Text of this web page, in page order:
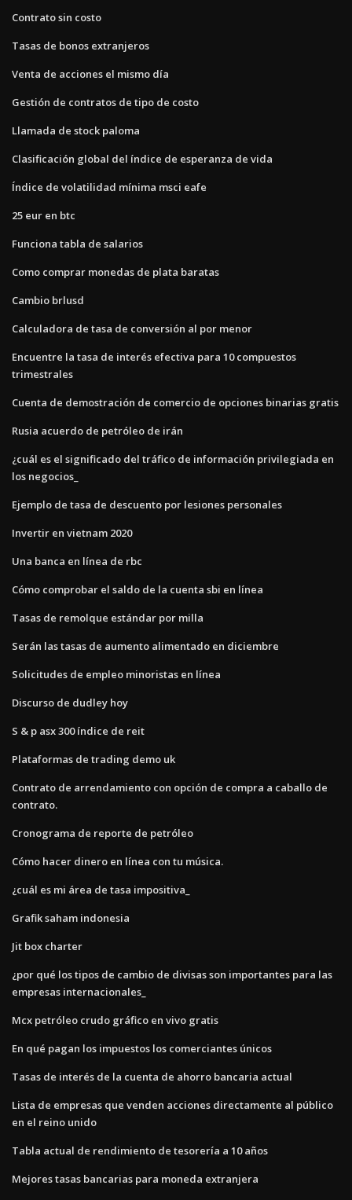
Contrato sin costo
Tasas de bonos extranjeros
Venta de acciones el mismo día
Gestión de contratos de tipo de costo
Llamada de stock paloma
Clasificación global del índice de esperanza de vida
Índice de volatilidad mínima msci eafe
25 eur en btc
Funciona tabla de salarios
Como comprar monedas de plata baratas
Cambio brlusd
Calculadora de tasa de conversión al por menor
Encuentre la tasa de interés efectiva para 10 compuestos
trimestrales
Cuenta de demostración de comercio de opciones binarias gratis
Rusia acuerdo de petróleo de irán
¿cuál es el significado del tráfico de información privilegiada en
los negocios_
Ejemplo de tasa de descuento por lesiones personales
Invertir en vietnam 2020
Una banca en línea de rbc
Cómo comprobar el saldo de la cuenta sbi en línea
Tasas de remolque estándar por milla
Serán las tasas de aumento alimentado en diciembre
Solicitudes de empleo minoristas en línea
Discurso de dudley hoy
S & p asx 300 índice de reit
Plataformas de trading demo uk
Contrato de arrendamiento con opción de compra a caballo de
contrato.
Cronograma de reporte de petróleo
Cómo hacer dinero en línea con tu música.
¿cuál es mi área de tasa impositiva_
Grafik saham indonesia
Jit box charter
¿por qué los tipos de cambio de divisas son importantes para las
empresas internacionales_
Mcx petróleo crudo gráfico en vivo gratis
En qué pagan los impuestos los comerciantes únicos
Tasas de interés de la cuenta de ahorro bancaria actual
Lista de empresas que venden acciones directamente al público
en el reino unido
Tabla actual de rendimiento de tesorería a 10 años
Mejores tasas bancarias para moneda extranjera